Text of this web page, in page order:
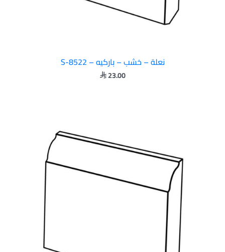
نعلة – خشب – باركيه – S-8522
23.00